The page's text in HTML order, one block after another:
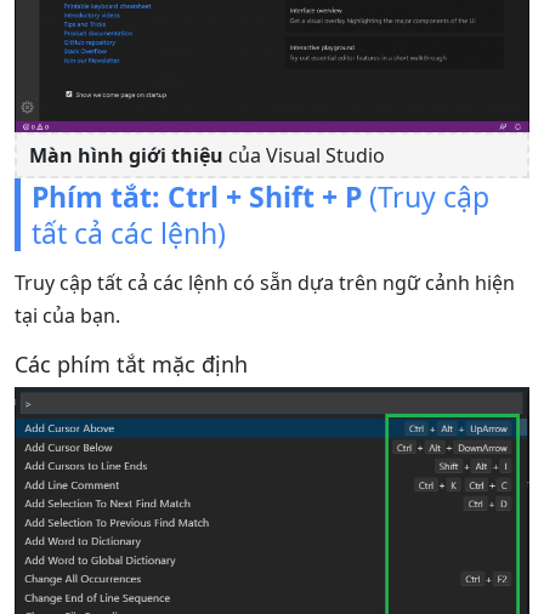
Màn hình giới thiệu của Visual Studio
Phím tắt: Ctrl + Shift + P (Truy cập
tất cả các lệnh)
Truy cập tất cả các lệnh có sẵn dựa trên ngữ cảnh hiện
tại của bạn.
Các phím tắt mặc định